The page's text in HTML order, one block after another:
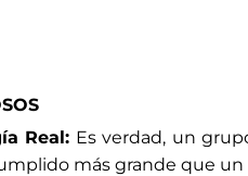
Real: Es verdad, un
más grande que